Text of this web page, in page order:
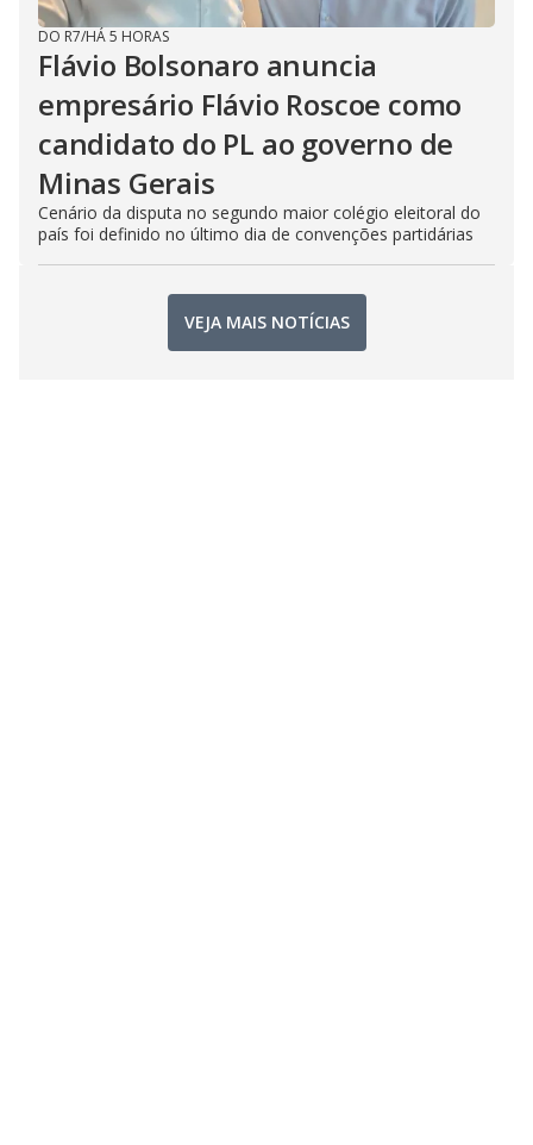
DO R7/HÁ 5 HORAS
Flávio Bolsonaro anuncia
empresário Flávio Roscoe como
candidato do PL ao governo de
Minas Gerais
Cenário da disputa no segundo maior colégio eleitoral do
país foi definido no último dia de convenções partidárias
VEJA MAIS NOTÍCIAS